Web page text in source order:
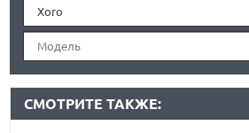
Xoro
Модель
СМОТРИТЕ ТАКЖЕ: